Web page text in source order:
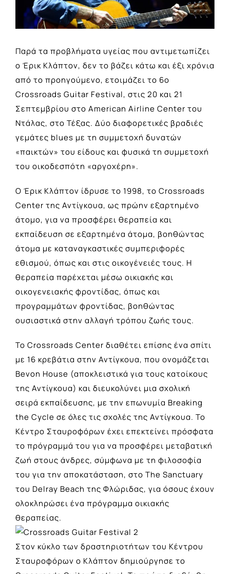
Παρά τα προβλήματα υγείας που αντιμετωπίζει
ο Έρικ Κλάπτον, δεν το βάζει κάτω και έξι χρόνια
από το προηγούμενο, ετοιμάζει το 6ο
Crossroads Guitar Festival, στις 20 και 21
Σεπτεμβρίου στο American Airline Center του
Ντάλας, στο Τέξας. Δύο διαφορετικές βραδιές
γεμάτες blues με τη συμμετοχή δυνατών
«παικτών» του είδους και φυσικά τη συμμετοχή
του οικοδεσπότη «αργοχέρη».
Ο Έρικ Κλάπτον ίδρυσε το 1998, το Crossroads
Center της Αντίγκουα, ως πρώην εξαρτημένο
άτομο, για να προσφέρει θεραπεία και
εκπαίδευση σε εξαρτημένα άτομα, βοηθώντας
άτομα με καταναγκαστικές συμπεριφορές
εθισμού, όπως και στις οικογένειές τους. Η
θεραπεία παρέχεται μέσω οικιακής και
οικογενειακής φροντίδας, όπως και
προγραμμάτων φροντίδας, βοηθώντας
ουσιαστικά στην αλλαγή τρόπου ζωής τους.
Το Crossroads Center διαθέτει επίσης ένα σπίτι
με 16 κρεβάτια στην Αντίγκουα, που ονομάζεται
Bevon House (αποκλειστικά για τους κατοίκους
της Αντίγκουα) και διευκολύνει μια σχολική
σειρά εκπαίδευσης, με την επωνυμία Breaking
the Cycle σε όλες τις σχολές της Αντίγκουα. Το
Κέντρο Σταυροφόρων έχει επεκτείνει πρόσφατα
το πρόγραμμά του για να προσφέρει μεταβατική
ζωή στους άνδρες, σύμφωνα με τη φιλοσοφία
του για την αποκατάσταση, στο The Sanctuary
του Delray Beach της Φλώριδας, για όσους έχουν
ολοκληρώσει ένα πρόγραμμα οικιακής
θεραπείας.
Στον κύκλο των δραστηριοτήτων του Κέντρου
Σταυροφόρων ο Κλάπτον δημιούργησε το